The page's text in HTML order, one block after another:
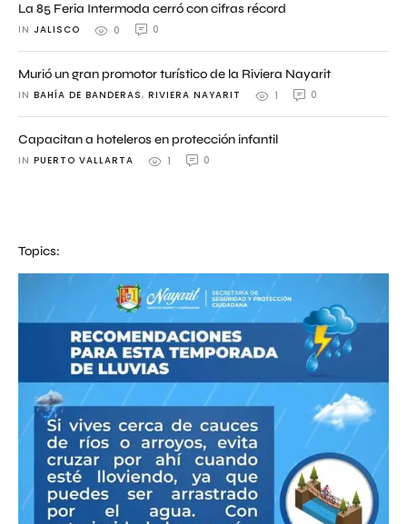
La 85 Feria Intermoda cerró con cifras récord
IN JALISCO 0 0
Murió un gran promotor turístico de la Riviera Nayarit
IN BAHÍA DE BANDERAS, RIVIERA NAYARIT 1 0
Capacitan a hoteleros en protección infantil
IN PUERTO VALLARTA 1 0
Topics: